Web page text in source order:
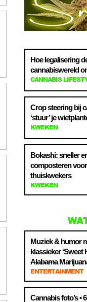
Hoe legalisering
cannabiswereld
CANNABIS
Crop steering bij
‘stuur’ je
KWEKEN
Bokashi: sneller
composteren
thuiskwekers
KWEKEN
Muziek & humor
klassieker ‘Sweet
Alabama
ENTERTAINMENT
Cannabis foto’s •